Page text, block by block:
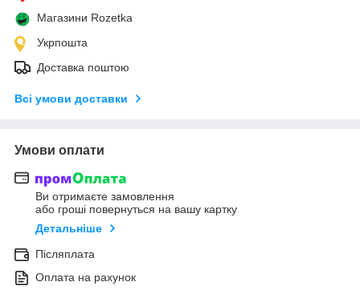
Магазини Rozetka
Укрпошта
Доставка поштою
Всі умови доставки
Умови оплати
Ви отримаєте замовлення
або гроші повернуться на вашу картку
Детальніше
Післяплата
Оплата на рахунок